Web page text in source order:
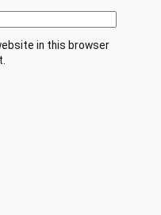
in this browser